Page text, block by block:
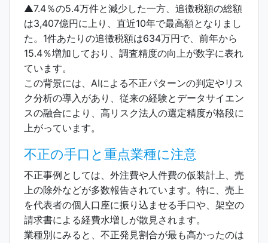
▲7.4％の5.4万件と減少した一方、追徴税額の総額
は3,407億円に上り、直近10年で最高額となりまし
た。1件あたりの追徴税額は634万円で、前年から
15.4％増加しており、調査精度の向上が数字に表れ
ています。
この背景には、AIによる不正パターンの判定やリス
ク分析の導入があり、従来の経験とデータサイエン
スの融合により、高リスク法人の選定精度が格段に
上がっています。
不正の手口と重点業種に注意
不正事例としては、外注費や人件費の仮装計上、売
上の除外などが多数報告されています。特に、売上
を代表者の個人口座に振り込ませる手口や、架空の
請求書による経費水増しが散見されます。
業種別にみると、不正発見割合が最も高かったのは